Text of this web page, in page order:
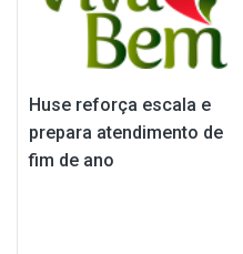
Huse reforça escala e
prepara atendimento de
fim de ano